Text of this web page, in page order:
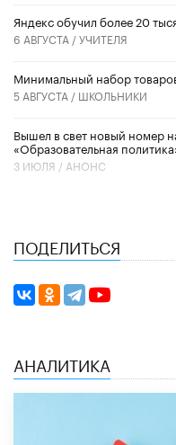
​Яндекс обучил более 20
6 АВГУСТА /УЧИТЕЛЯ
Минимальный набор
5 АВГУСТА / ШКОЛЬНИКИ
Вышел в свет новый номер
«Образовательная
3 ИЮЛЯ / АНОНС
ПОДЕЛИТЬСЯ
АНАЛИТИКА